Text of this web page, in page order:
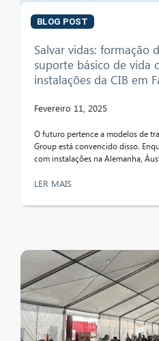
BLOG POST
Salvar vidas: formação
suporte básico de vida
instalações da CIB em
Fevereiro 11, 2025
O futuro pertence a modelos de
Group está convencido disso.
com instalações na Alemanha,
LER MAIS
Olá! O que posso fazer por si?